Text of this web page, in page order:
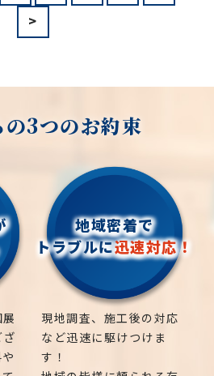
カシア、紅葉、シマトネリコ、
、カツラの木、柿、みかん、グ
、つつじ、コデマリ
ちろんのこと、
で一気通貫で行っております
管理なども対応しております
ださい！
くろがねもち、もみの木、どん
、オリーブ、もみじ、柿の木、
ダレエゴノキ、コニファー、
アイス、クチナシ、ナンテン、
ヤキ、コノデカシワ、マキの
スト、アオハダ、いちじく、椰
>
3つのお約束
地域密着で
トラブルに迅速対応！
現地調査、施工後の対応
など迅速に駆けつけま
す！